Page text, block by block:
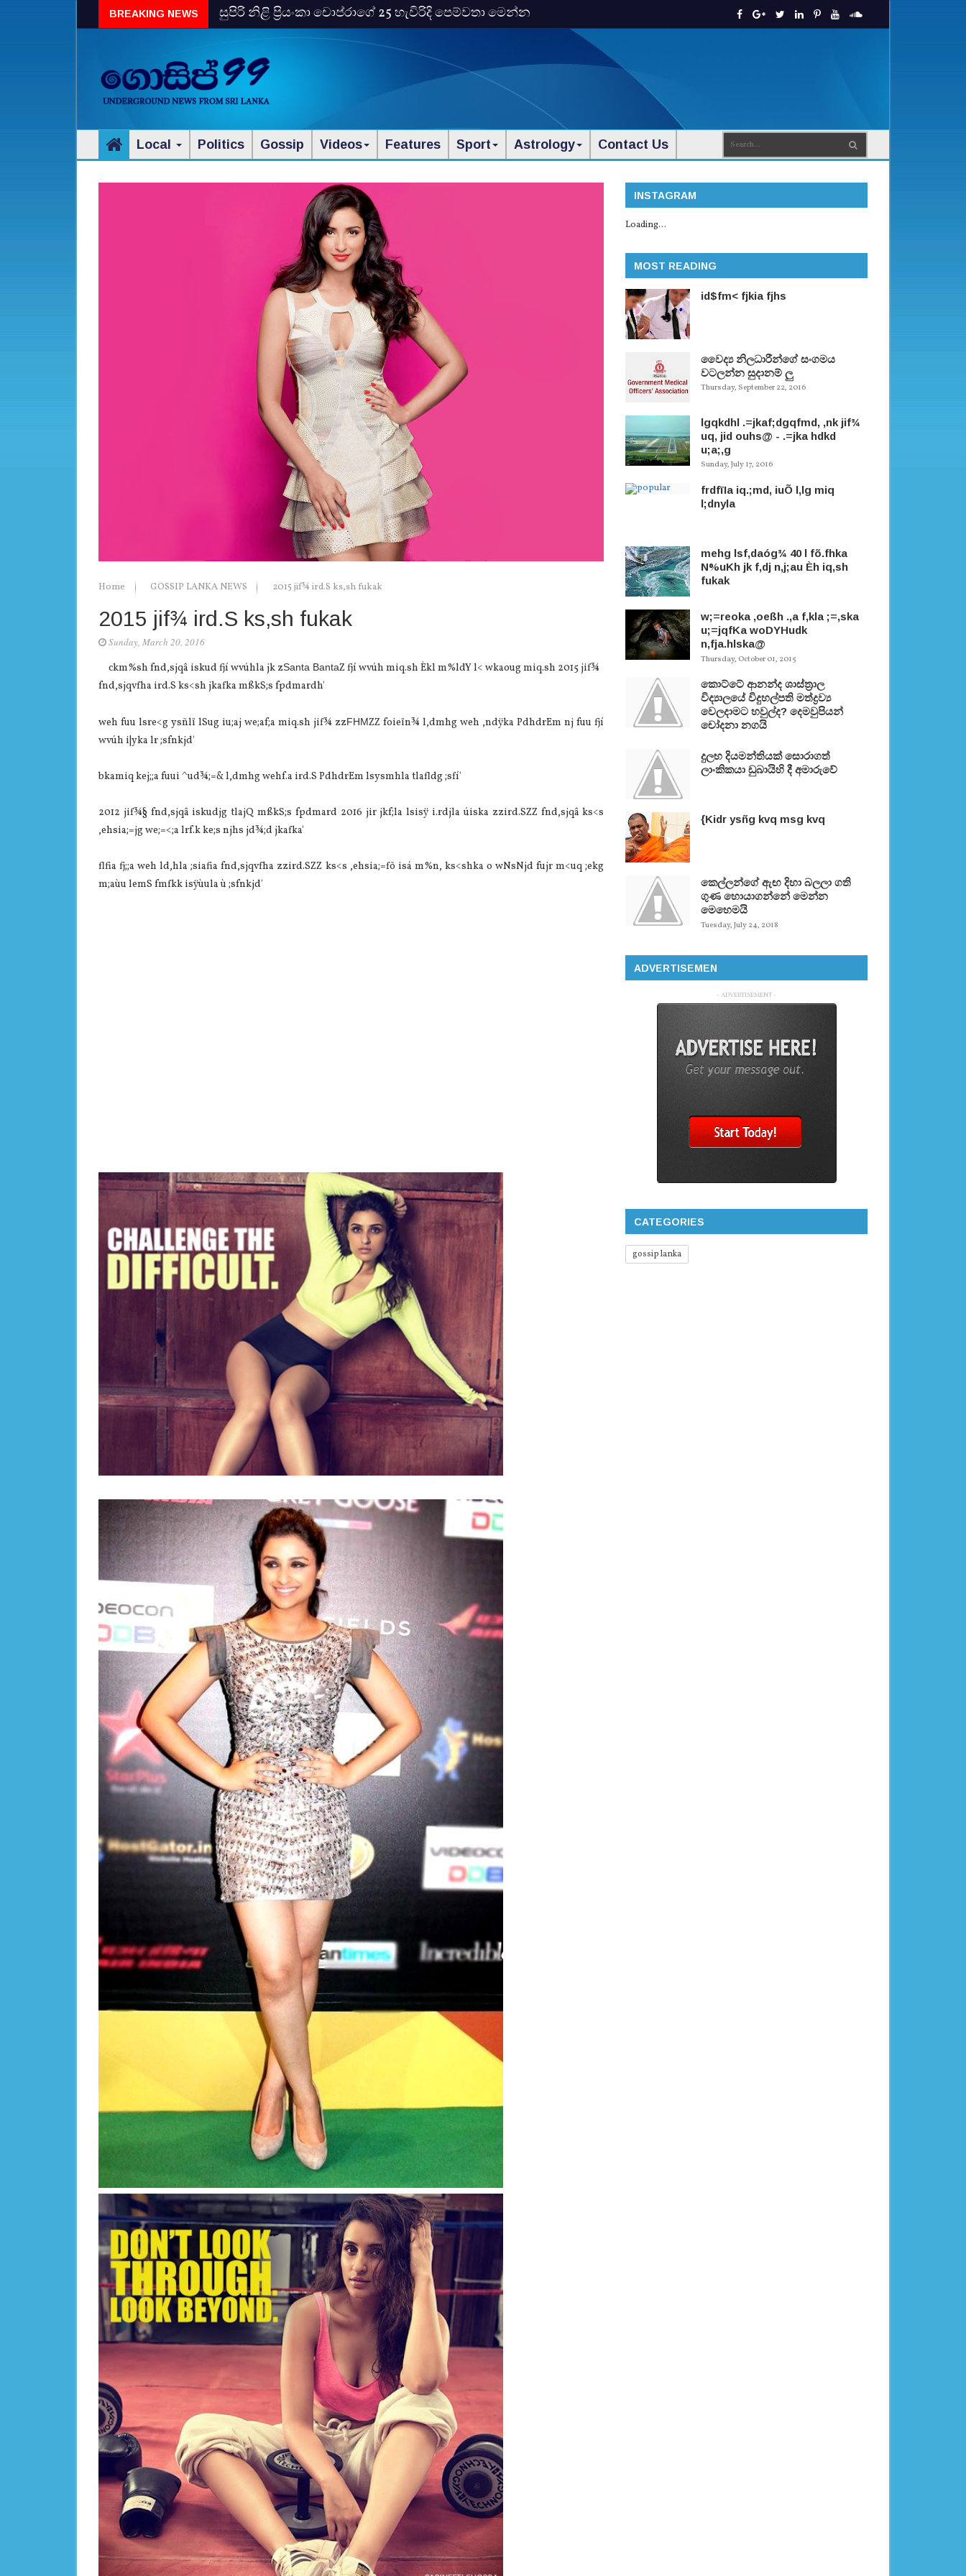
BREAKING NEWS සුපිරි නිළි ප්‍රියංකා චොප්රාගේ 25 හැවිරිදි පෙම්වතා මෙන්න
Local Politics Gossip Videos Features Sport Astrology Contact Us
Home GOSSIP LANKA NEWS 2015 jif¾ ird.S ks,sh fukak
2015 jif¾ ird.S ks,sh fukak
Sunday, March 20, 2016
ckm%sh fnd,sjqâ iskud fjí wvúhla jk zSanta BantaZ fjí wvúh miq.sh Èkl m%ldY l< wkaoug miq.sh 2015 jif¾
fnd,sjqvfha ird.S ks<sh jkafka mßkS;s fpdmardh'
weh fuu lsre<g ysñlï lSug iu;aj we;af;a miq.sh jif¾ zzFHMZZ foieïn¾ l,dmhg weh ,ndÿka PdhdrEm nj fuu fjí
wvúh i|yka lr ;sfnkjd'
bkamiq kej;;a fuui ^ud¾;=& l,dmhg wehf.a ird.S PdhdrEm lsysmhla tlafldg ;sfí'
2012 jif¾§ fnd,sjqâ iskudjg tlajQ mßkS;s fpdmard 2016 jir jkf;la lsisÿ i.rdjla úiska zzird.SZZ fnd,sjqâ ks<s
,ehsia;=jg we;=<;a lrf.k ke;s njhs jd¾;d jkafka'
flfia fj;;a weh ld,hla ;siafia fnd,sjqvfha zzird.SZZ ks<s ,ehsia;=fõ isá m%n, ks<shka o wNsNjd fujr m<uq ;ekg
m;aùu lemS fmfkk isÿùula ù ;sfnkjd'
INSTAGRAM
Loading...
MOST READING
id$fm< fjkia fjhs
වෛද්‍ය නිලධාරීන්ගේ සංගමය
වටලන්න සුදානම් ලු
Thursday, September 22, 2016
lgqkdhl .=jkaf;dgqfmd, ,nk jif¾
uq, jid ouhs@ - .=jka hdkd
u;a;,g
Sunday, July 17, 2016
frdfïIa iq.;md, iuÕ l,lg miq
l;dnyla
mehg lsf,daóg¾ 40 l fõ.fhka
N%uKh jk f,dj n,j;au Èh iq,sh
fukak
w;=reoka ,oeßh .,a f,kla ;=,ska
u;=jqfKa woDYHudk
n,fja.hlska@
Thursday, October 01, 2015
කොට්ටේ ආනන්ද ශාස්ත‍්‍රාල
විද්‍යාලයේ විදුහල්පති මත්ද්‍රව්‍ය
වෙලදාමට හවුල්ද? දෙමවුපියන්
චෝදනා නගයි
දුලභ දියමන්තියක් සොරාගත්
ලාංකිකයා ඩුබායිහි දී අමාරුවේ
{Kidr ysñg kvq msg kvq
කෙල්ලන්ගේ ඇඟ දිහා බලලා ගති
ගුණ හොයාගන්නේ මෙන්න
මෙහෙමයි
Tuesday, July 24, 2018
ADVERTISEMEN
- ADVERTISEMENT -
CATEGORIES
gossip lanka